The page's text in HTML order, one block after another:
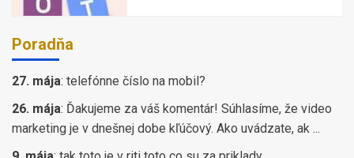
Poradňa
27. mája: telefónne číslo na mobil?
26. mája: Ďakujeme za váš komentár! Súhlasíme, že video
marketing je v dnešnej dobe kľúčový. Ako uvádzate, ak ...